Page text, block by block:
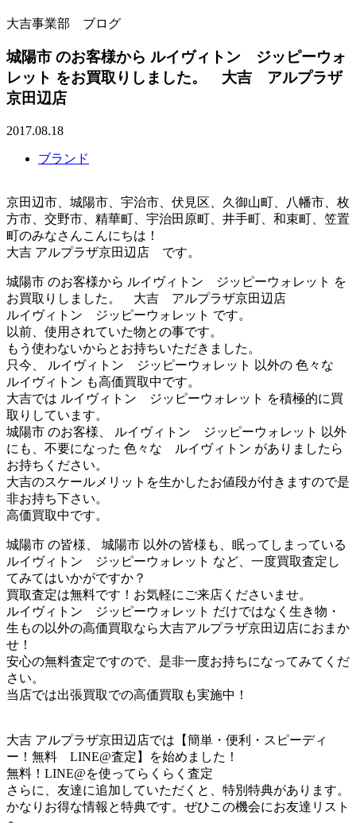
大吉事業部 ブログ
城陽市 のお客様から ルイヴィトン ジッピーウォ
レット をお買取りしました。 大吉 アルプラザ
京田辺店
2017.08.18
ブランド
京田辺市、城陽市、宇治市、伏見区、久御山町、八幡市、枚
方市、交野市、精華町、宇治田原町、井手町、和束町、笠置
町のみなさんこんにちは！
大吉 アルプラザ京田辺店 です。
城陽市 のお客様から ルイヴィトン ジッピーウォレット を
お買取りしました。 大吉 アルプラザ京田辺店
ルイヴィトン ジッピーウォレット です。
以前、使用されていた物との事です。
もう使わないからとお持ちいただきました。
只今、 ルイヴィトン ジッピーウォレット 以外の 色々な
ルイヴィトン も高価買取中です。
大吉では ルイヴィトン ジッピーウォレット を積極的に買
取りしています。
城陽市 のお客様、 ルイヴィトン ジッピーウォレット 以外
にも、不要になった 色々な ルイヴィトン がありましたら
お持ちください。
大吉のスケールメリットを生かしたお値段が付きますので是
非お持ち下さい。
高価買取中です。
城陽市 の皆様、 城陽市 以外の皆様も、眠ってしまっている
ルイヴィトン ジッピーウォレット など、一度買取査定し
てみてはいかがですか？
買取査定は無料です！お気軽にご来店くださいませ。
ルイヴィトン ジッピーウォレット だけではなく生き物・
生もの以外の高価買取なら大吉アルプラザ京田辺店におまか
せ！
安心の無料査定ですので、是非一度お持ちになってみてくだ
さい。
当店では出張買取での高価買取も実施中！
大吉 アルプラザ京田辺店では【簡単・便利・スピーディ
ー！無料 LINE@査定】を始めました！
無料！LINE@を使ってらくらく査定
さらに、友達に追加していただくと、特別特典があります。
かなりお得な情報と特典です。ぜひこの機会にお友達リスト